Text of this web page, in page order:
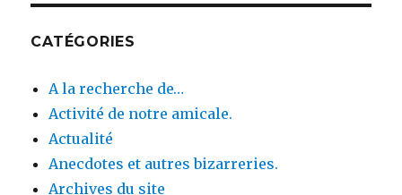
CATÉGORIES
A la recherche de…
Activité de notre amicale.
Actualité
Anecdotes et autres bizarreries.
Archives du site